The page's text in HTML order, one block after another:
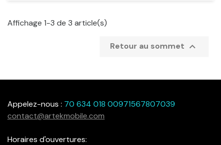
Affichage 1-3 de 3 article(s)
Retour au sommet 
Appelez-nous : 70 634 018 00971567807039
contact@artekmobile.com
Horaires d'ouvertures: